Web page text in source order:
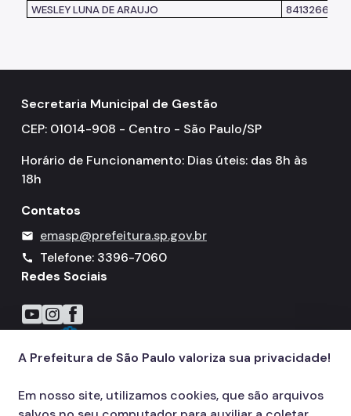
WESLEY LUNA DE ARAUJO
8413266
Secretaria Municipal de Gestão
CEP: 01014-908 - Centro - São Paulo/SP
Horário de Funcionamento: Dias úteis: das 8h às
18h
Contatos
mail emasp@prefeitura.sp.gov.br
call
Telefone: 3396-7060
Redes Sociais
Icone do YouTube
Icone do Instagram
Icone do Facebook
A Prefeitura de São Paulo valoriza sua privacidade!
Em nosso site, utilizamos cookies, que são arquivos